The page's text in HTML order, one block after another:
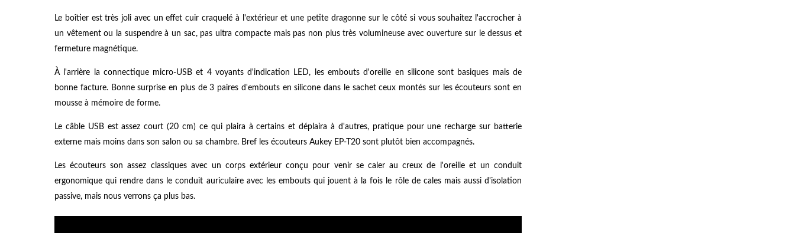
Le boîtier est très joli avec un effet cuir craquelé à l'extérieur et une petite dragonne sur le côté si vous souhaitez l'accrocher à
un vêtement ou la suspendre à un sac, pas ultra compacte mais pas non plus très volumineuse avec ouverture sur le dessus et
fermeture magnétique.
À l'arrière la connectique micro-USB et 4 voyants d'indication LED, les embouts d'oreille en silicone sont basiques mais de
bonne facture. Bonne surprise en plus de 3 paires d'embouts en silicone dans le sachet ceux montés sur les écouteurs sont en
mousse à mémoire de forme.
Le câble USB est assez court (20 cm) ce qui plaira à certains et déplaira à d'autres, pratique pour une recharge sur batterie
externe mais moins dans son salon ou sa chambre. Bref les écouteurs Aukey EP-T20 sont plutôt bien accompagnés.
Les écouteurs son assez classiques avec un corps extérieur conçu pour venir se caler au creux de l'oreille et un conduit
ergonomique qui rendre dans le conduit auriculaire avec les embouts qui jouent à la fois le rôle de cales mais aussi d'isolation
passive, mais nous verrons ça plus bas.